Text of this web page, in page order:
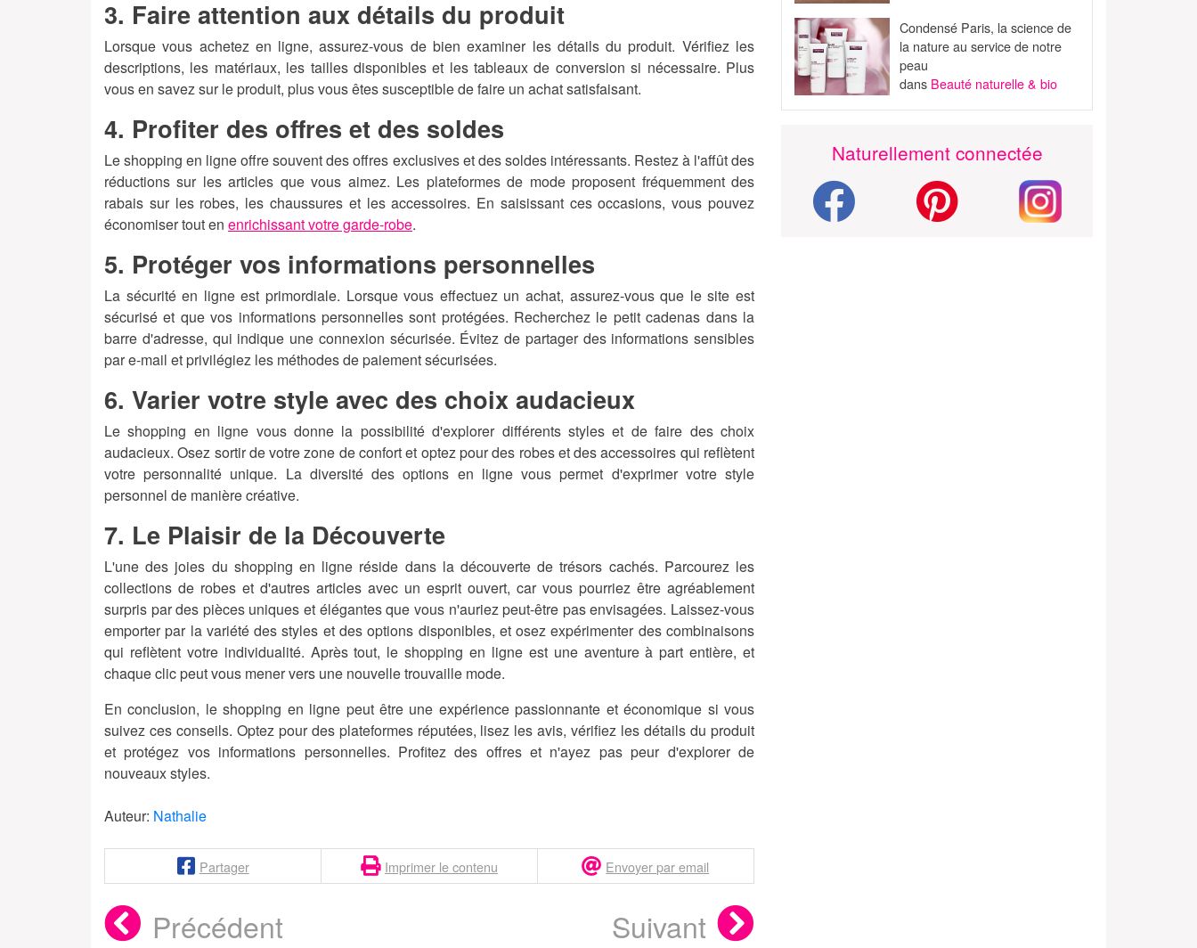
3. Faire attention aux détails du produit
Lorsque vous achetez en ligne, assurez-vous de bien examiner les détails du produit. Vérifiez les
descriptions, les matériaux, les tailles disponibles et les tableaux de conversion si nécessaire. Plus
vous en savez sur le produit, plus vous êtes susceptible de faire un achat satisfaisant.
4. Profiter des offres et des soldes
Le shopping en ligne offre souvent des offres exclusives et des soldes intéressants. Restez à l'affût des
réductions sur les articles que vous aimez. Les plateformes de mode proposent fréquemment des
rabais sur les robes, les chaussures et les accessoires. En saisissant ces occasions, vous pouvez
économiser tout en enrichissant votre garde-robe.
5. Protéger vos informations personnelles
La sécurité en ligne est primordiale. Lorsque vous effectuez un achat, assurez-vous que le site est
sécurisé et que vos informations personnelles sont protégées. Recherchez le petit cadenas dans la
barre d'adresse, qui indique une connexion sécurisée. Évitez de partager des informations sensibles
par e-mail et privilégiez les méthodes de paiement sécurisées.
6. Varier votre style avec des choix audacieux
Le shopping en ligne vous donne la possibilité d'explorer différents styles et de faire des choix
audacieux. Osez sortir de votre zone de confort et optez pour des robes et des accessoires qui reflètent
votre personnalité unique. La diversité des options en ligne vous permet d'exprimer votre style
personnel de manière créative.
7. Le Plaisir de la Découverte
L'une des joies du shopping en ligne réside dans la découverte de trésors cachés. Parcourez les
collections de robes et d'autres articles avec un esprit ouvert, car vous pourriez être agréablement
surpris par des pièces uniques et élégantes que vous n'auriez peut-être pas envisagées. Laissez-vous
emporter par la variété des styles et des options disponibles, et osez expérimenter des combinaisons
qui reflètent votre individualité. Après tout, le shopping en ligne est une aventure à part entière, et
chaque clic peut vous mener vers une nouvelle trouvaille mode.
En conclusion, le shopping en ligne peut être une expérience passionnante et économique si vous
suivez ces conseils. Optez pour des plateformes réputées, lisez les avis, vérifiez les détails du produit
et protégez vos informations personnelles. Profitez des offres et n'ayez pas peur d'explorer de
nouveaux styles.
Auteur: Nathalie
Partager Imprimer le contenu Envoyer par email
Précédent Suivant
Condensé Paris, la science de
la nature au service de notre
peau
dans Beauté naturelle & bio
Naturellement connectée